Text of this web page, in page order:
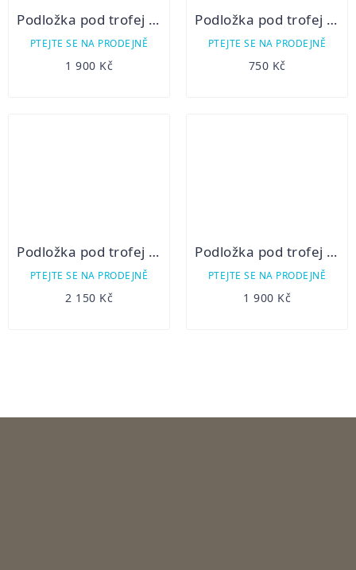
Podložka pod trofej - Jelen I
PTEJTE SE NA PRODEJNĚ
1 900 Kč
Podložka pod trofej - Srnec
PTEJTE SE NA PRODEJNĚ
750 Kč
Podložka pod trofej - Jelen žalud
PTEJTE SE NA PRODEJNĚ
2 150 Kč
Podložka pod trofej - Jelen II
PTEJTE SE NA PRODEJNĚ
1 900 Kč